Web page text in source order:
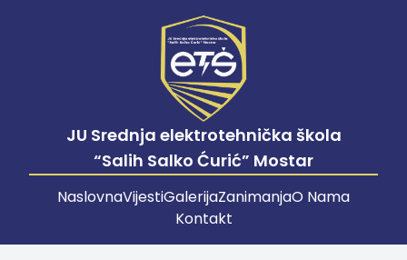
JU Srednja elektrotehnička škola
“Salih Salko Ćurić” Mostar
NaslovnaVijestiGalerijaZanimanjaO Nama
Kontakt